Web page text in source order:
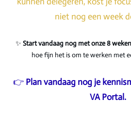
niet nog een week
✨ Start vandaag nog met onze 8
hoe fijn het is om te werken met
👉 Plan vandaag nog je
VA Portal.